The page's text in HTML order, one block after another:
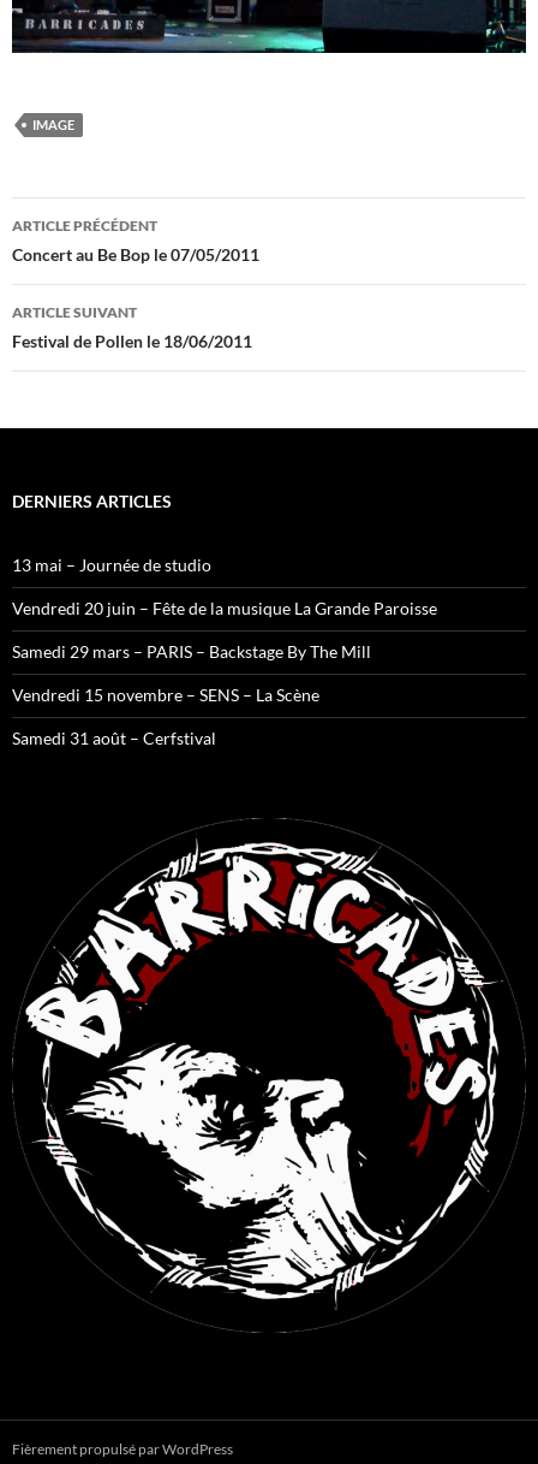
IMAGE
Navigation
des
articles
ARTICLE PRÉCÉDENT
Concert au Be Bop le 07/05/2011
ARTICLE SUIVANT
Festival de Pollen le 18/06/2011
DERNIERS ARTICLES
13 mai – Journée de studio
Vendredi 20 juin – Fête de la musique La Grande Paroisse
Samedi 29 mars – PARIS – Backstage By The Mill
Vendredi 15 novembre – SENS – La Scène
Samedi 31 août – Cerfstival
Fièrement propulsé par WordPress